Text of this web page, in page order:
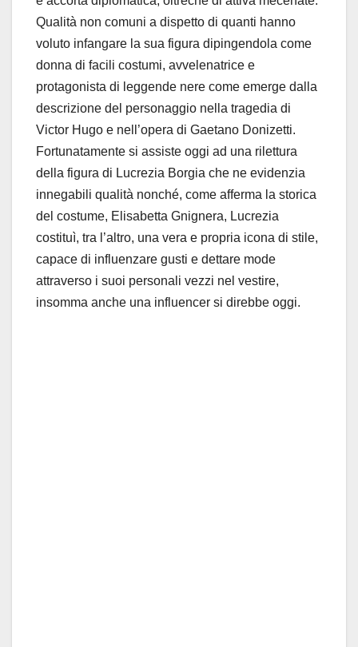
Qualità non comuni a dispetto di quanti hanno
voluto infangare la sua figura dipingendola come
donna di facili costumi, avvelenatrice e
protagonista di leggende nere come emerge dalla
descrizione del personaggio nella tragedia di
Victor Hugo e nell’opera di Gaetano Donizetti.
Fortunatamente si assiste oggi ad una rilettura
della figura di Lucrezia Borgia che ne evidenzia
innegabili qualità nonché, come afferma la storica
del costume, Elisabetta Gnignera, Lucrezia
costituì, tra l’altro, una vera e propria icona di stile,
capace di influenzare gusti e dettare mode
attraverso i suoi personali vezzi nel vestire,
insomma anche una influencer si direbbe oggi.